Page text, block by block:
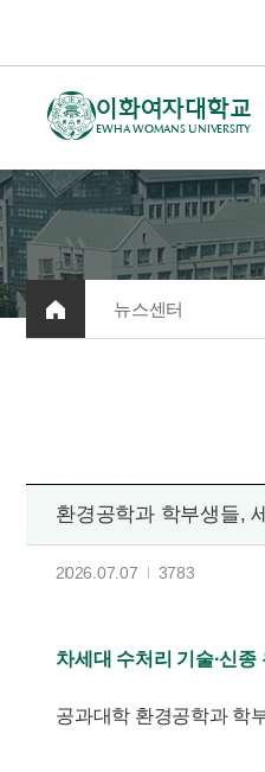
이화여자대학교
EWHA WOMANS UNIVERSITY
뉴스센터
환경공학과 학부생들,
2026.07.07 3783
차세대 수처리 기술·신
공과대학 환경공학과 학